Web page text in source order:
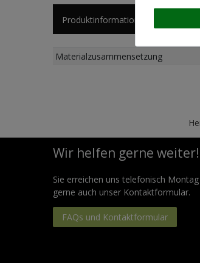
Produktinformationen
Materialzusammensetzung
Wir helfen gerne weiter!
Sie erreichen uns telefonisch
gerne auch unser Kontaktformular.
FAQs und Kontaktformular